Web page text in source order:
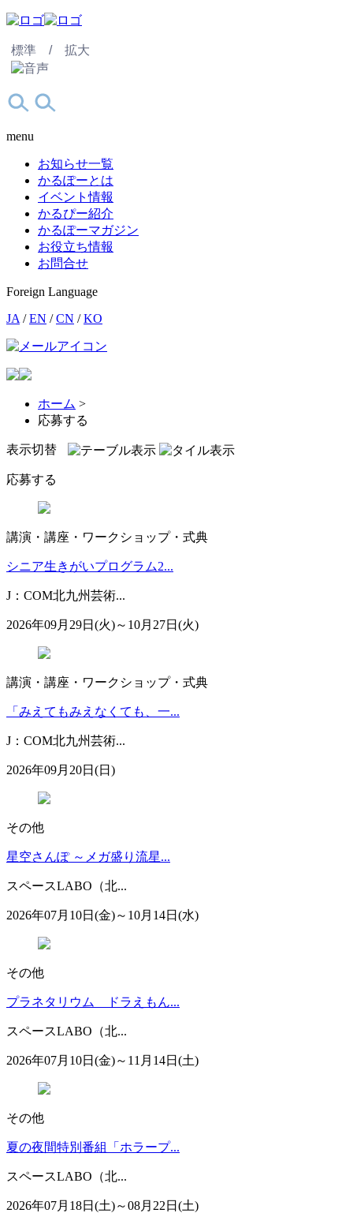
標準 / 拡大
menu
お知らせ一覧
かるぽーとは
イベント情報
かるぴー紹介
かるぽーマガジン
お役立ち情報
お問合せ
Foreign Language
JA /EN /CN /KO
ホーム >
応募する
表示切替
応募する
講演・講座・ワークショップ・式典
シニア生きがいプログラム2...
J：COM北九州芸術...
2026年09月29日(火)～10月27日(火)
講演・講座・ワークショップ・式典
「みえてもみえなくても、一...
J：COM北九州芸術...
2026年09月20日(日)
その他
星空さんぽ ～メガ盛り流星...
スペースLABO（北...
2026年07月10日(金)～10月14日(水)
その他
プラネタリウム ドラえもん...
スペースLABO（北...
2026年07月10日(金)～11月14日(土)
その他
夏の夜間特別番組「ホラープ...
スペースLABO（北...
2026年07月18日(土)～08月22日(土)